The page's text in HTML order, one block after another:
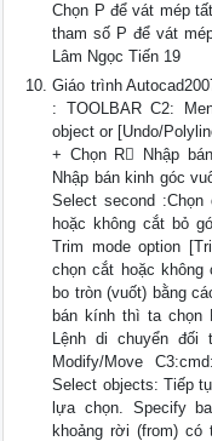
Chọn P để vát mép
tham số P để vát
Lâm Ngọc Tiến 19
Giáo trình
: TOOLBAR C2:
object or [Undo/
+ Chọn R Nhập
Nhập bán kinh góc
Select second
hoặc không cắt bỏ
Trim mode option
chọn cắt hoặc
bo tròn (vuốt) bằng
bán kính thì ta chọn
Lệnh di chuyển đối
Modify/Move
Select objects: Tiếp
lựa chọn. Specify
khoảng rời (from) có